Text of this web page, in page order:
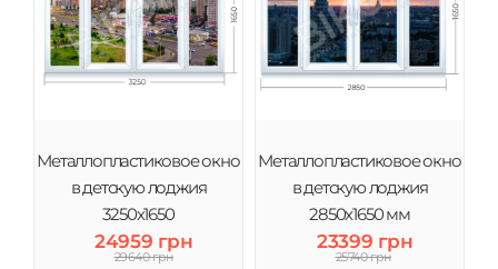
Металлопластиковое окно
в детскую лоджия
3250х1650
24959 грн
29640 грн
Металлопластиковое окно
в детскую лоджия
2850х1650 мм
23399 грн
25740 грн